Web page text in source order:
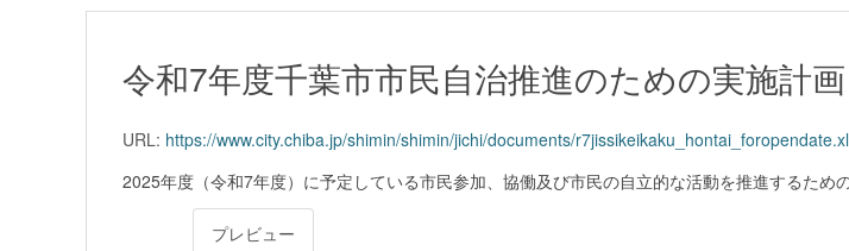
令和7年度千葉市市民自治推進のための実施計画
URL: https://www.city.chiba.jp/shimin/shimin/jichi/documents/
2025年度（令和7年度）に予定している市民参加、協働及び市民の自立的な活動を推進するため
プレビュー